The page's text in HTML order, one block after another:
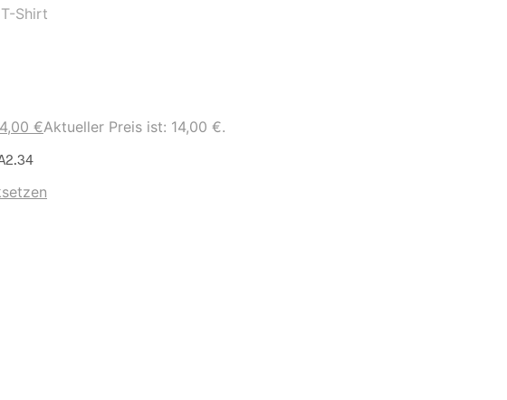
T-Shirt
€Aktueller Preis ist: 14,00 €.